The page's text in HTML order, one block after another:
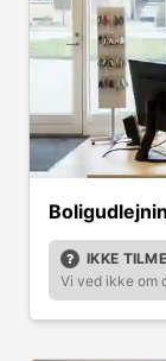
IKKE
Vi ved ikke om